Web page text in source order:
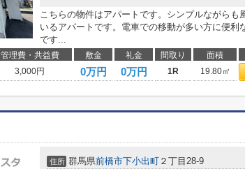
こちらの物件はアパートです。シンプルながらも
いるアパートです。電車での移動が多い方に便利
です...
管理費・共益費 敷金 礼金 間取り 面積
3,000円 0万円 0万円 1R 19.80㎡
住所 群馬県前橋市下小出町 ２丁目28-9